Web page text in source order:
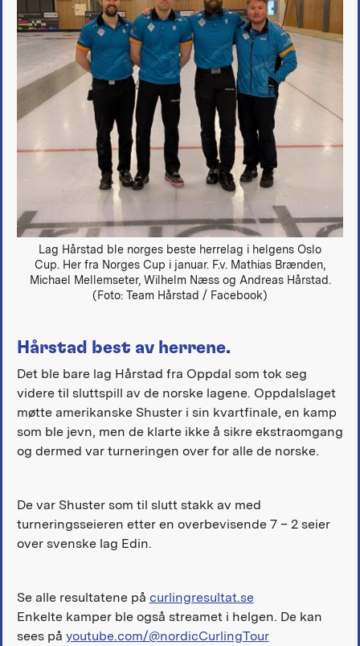
Lag Hårstad ble norges beste herrelag i helgens Oslo
Cup. Her fra Norges Cup i januar. F.v. Mathias Brænden,
Michael Mellemseter, Wilhelm Næss og Andreas Hårstad.
(Foto: Team Hårstad / Facebook)
Hårstad best av herrene.
Det ble bare lag Hårstad fra Oppdal som tok seg
videre til sluttspill av de norske lagene. Oppdalslaget
møtte amerikanske Shuster i sin kvartfinale, en kamp
som ble jevn, men de klarte ikke å sikre ekstraomgang
og dermed var turneringen over for alle de norske.
De var Shuster som til slutt stakk av med
turneringsseieren etter en overbevisende 7 – 2 seier
over svenske lag Edin.
Se alle resultatene på curlingresultat.se
Enkelte kamper ble også streamet i helgen. De kan
sees på youtube.com/@nordicCurlingTour